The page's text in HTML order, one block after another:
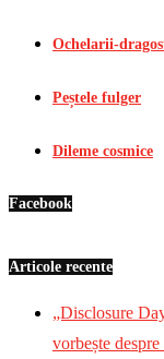
Ochelarii-
Peștele fulger
Dileme cosmice
Facebook
Articole recente
„Disclosure
vorbește despre